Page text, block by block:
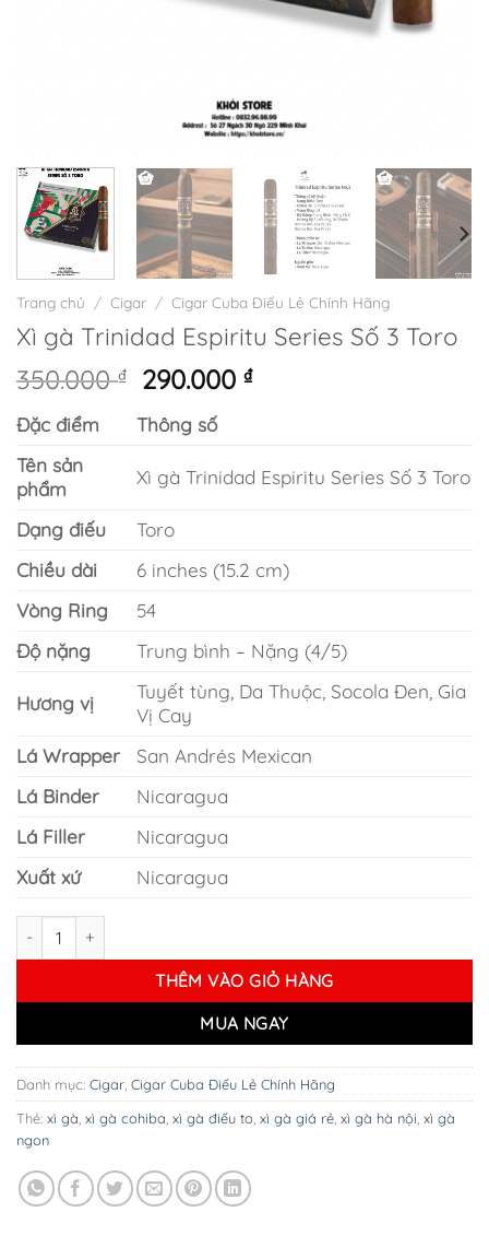
Trang chủ / Cigar / Cigar Cuba Điếu Lẻ Chính Hãng
Xì gà Trinidad Espiritu Series Số 3 Toro
350.000₫
Giá
là:
290.000₫Giá
290.000 ₫.
Đặc điểm
Thông số
Tên sản
phẩm
Xì gà Trinidad Espiritu Series Số 3 Toro
Dạng điếu
Toro
Chiều dài
6 inches (15.2 cm)
Vòng Ring
54
Độ nặng
Trung bình – Nặng (4/5)
Hương vị
Tuyết tùng, Da Thuộc, Socola Đen, Gia
Vị Cay
Lá Wrapper
San Andrés Mexican
Lá Binder
Nicaragua
Lá Filler
Nicaragua
Xuất xứ
Nicaragua
THÊM VÀO GIỎ HÀNG
MUA NGAY
Danh mục: Cigar, Cigar Cuba Điếu Lẻ Chính Hãng
Thẻ: xì gà, xì gà cohiba, xì gà điếu to, xì gà giá rẻ, xì gà hà nội, xì gà
ngon